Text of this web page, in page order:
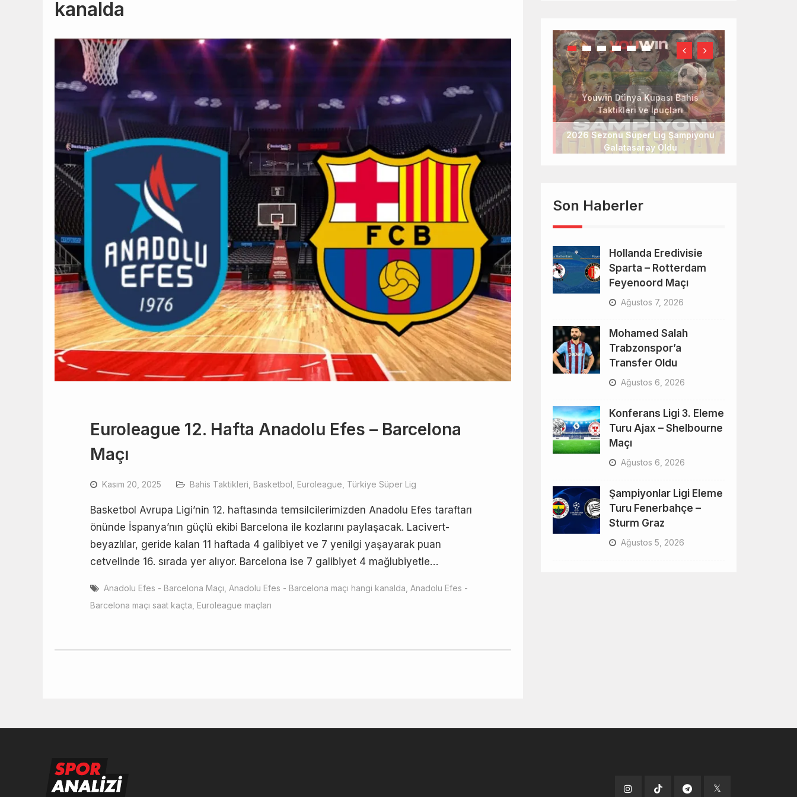
kanalda
Euroleague 12. Hafta Anadolu Efes – Barcelona
Maçı
Kasım 20, 2025 Bahis Taktikleri Basketbol Euroleague Türkiye Süper Lig
Basketbol Avrupa Ligi’nin 12. haftasında temsilcilerimizden Anadolu Efes taraftarı
önünde İspanya’nın güçlü ekibi Barcelona ile kozlarını paylaşacak. Lacivert-
beyazlılar, geride kalan 11 haftada 4 galibiyet ve 7 yenilgi yaşayarak puan
cetvelinde 16. sırada yer alıyor. Barcelona ise 7 galibiyet 4 mağlubiyetle…
Anadolu Efes - Barcelona Maçı Anadolu Efes - Barcelona maçı hangi kanalda Anadolu Efes -
Barcelona maçı saat kaçta Euroleague maçları
2026 Sezonu Süper Lig Şampiyonu
Galatasaray Oldu
Son Haberler
Hollanda Eredivisie
Sparta – Rotterdam
Feyenoord Maçı
Ağustos 7, 2026
Mohamed Salah
Trabzonspor’a
Transfer Oldu
Ağustos 6, 2026
Konferans Ligi 3. Eleme
Turu Ajax – Shelbourne
Maçı
Ağustos 6, 2026
Şampiyonlar Ligi Eleme
Turu Fenerbahçe –
Sturm Graz
Ağustos 5, 2026
Tiktok